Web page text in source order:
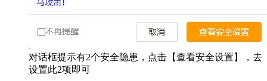
对话框提示有2个安全隐患，点击【查看安全设置】，去
设置此2项即可